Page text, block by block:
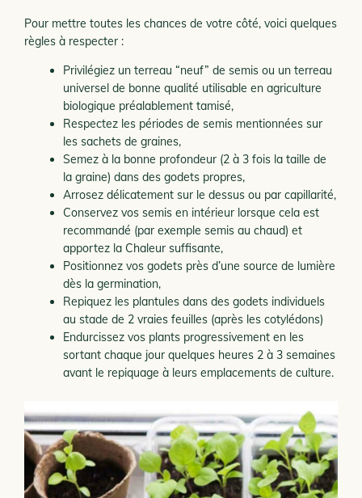
Pour mettre toutes les chances de votre côté, voici quelques
règles à respecter :
Privilégiez un terreau “neuf” de semis ou un terreau
universel de bonne qualité utilisable en agriculture
biologique préalablement tamisé,
Respectez les périodes de semis mentionnées sur
les sachets de graines,
Semez à la bonne profondeur (2 à 3 fois la taille de
la graine) dans des godets propres,
Arrosez délicatement sur le dessus ou par capillarité,
Conservez vos semis en intérieur lorsque cela est
recommandé (par exemple semis au chaud) et
apportez la Chaleur suffisante,
Positionnez vos godets près d’une source de lumière
dès la germination,
Repiquez les plantules dans des godets individuels
au stade de 2 vraies feuilles (après les cotylédons)
Endurcissez vos plants progressivement en les
sortant chaque jour quelques heures 2 à 3 semaines
avant le repiquage à leurs emplacements de culture.